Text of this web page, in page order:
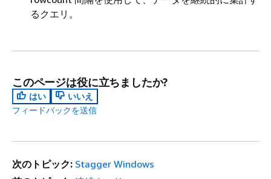
るクエリ。
このページは役に立ちましたか?
はい
いいえ
フィードバックを送信
次のトピック: Stagger Windows